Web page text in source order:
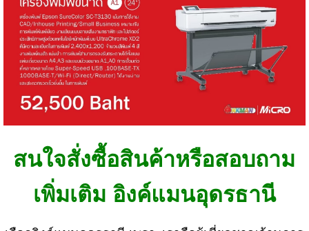
สนใจสั่งซื้อสินค้าหรือสอบถาม
เพิ่มเติม อิงค์แมนอุดรธานี